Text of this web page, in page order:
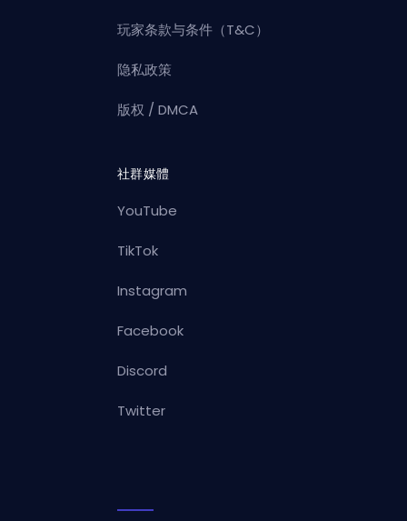
玩家条款与条件（T&C）
隐私政策
版权 / DMCA
社群媒體
YouTube
TikTok
Instagram
Facebook
Discord
Twitter